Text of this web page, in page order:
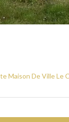
Maison De Ville Le